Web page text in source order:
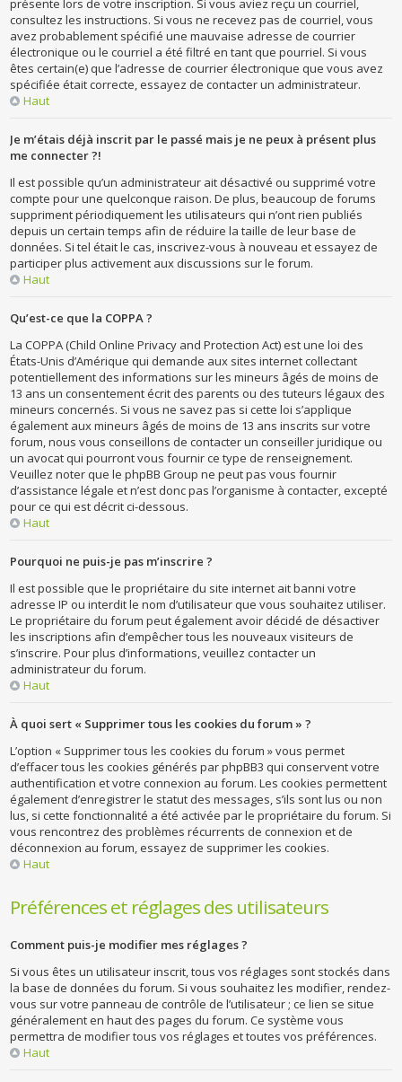
présente lors de votre inscription. Si vous aviez reçu un courriel,
consultez les instructions. Si vous ne recevez pas de courriel, vous
avez probablement spécifié une mauvaise adresse de courrier
électronique ou le courriel a été filtré en tant que pourriel. Si vous
êtes certain(e) que l’adresse de courrier électronique que vous avez
spécifiée était correcte, essayez de contacter un administrateur.
Haut
Je m’étais déjà inscrit par le passé mais je ne peux à présent plus
me connecter ?!
Il est possible qu’un administrateur ait désactivé ou supprimé votre
compte pour une quelconque raison. De plus, beaucoup de forums
suppriment périodiquement les utilisateurs qui n’ont rien publiés
depuis un certain temps afin de réduire la taille de leur base de
données. Si tel était le cas, inscrivez-vous à nouveau et essayez de
participer plus activement aux discussions sur le forum.
Haut
Qu’est-ce que la COPPA ?
La COPPA (Child Online Privacy and Protection Act) est une loi des
États-Unis d’Amérique qui demande aux sites internet collectant
potentiellement des informations sur les mineurs âgés de moins de
13 ans un consentement écrit des parents ou des tuteurs légaux des
mineurs concernés. Si vous ne savez pas si cette loi s’applique
également aux mineurs âgés de moins de 13 ans inscrits sur votre
forum, nous vous conseillons de contacter un conseiller juridique ou
un avocat qui pourront vous fournir ce type de renseignement.
Veuillez noter que le phpBB Group ne peut pas vous fournir
d’assistance légale et n’est donc pas l’organisme à contacter, excepté
pour ce qui est décrit ci-dessous.
Haut
Pourquoi ne puis-je pas m’inscrire ?
Il est possible que le propriétaire du site internet ait banni votre
adresse IP ou interdit le nom d’utilisateur que vous souhaitez utiliser.
Le propriétaire du forum peut également avoir décidé de désactiver
les inscriptions afin d’empêcher tous les nouveaux visiteurs de
s’inscrire. Pour plus d’informations, veuillez contacter un
administrateur du forum.
Haut
À quoi sert « Supprimer tous les cookies du forum » ?
L’option « Supprimer tous les cookies du forum » vous permet
d’effacer tous les cookies générés par phpBB3 qui conservent votre
authentification et votre connexion au forum. Les cookies permettent
également d’enregistrer le statut des messages, s’ils sont lus ou non
lus, si cette fonctionnalité a été activée par le propriétaire du forum. Si
vous rencontrez des problèmes récurrents de connexion et de
déconnexion au forum, essayez de supprimer les cookies.
Haut
Préférences et réglages des utilisateurs
Comment puis-je modifier mes réglages ?
Si vous êtes un utilisateur inscrit, tous vos réglages sont stockés dans
la base de données du forum. Si vous souhaitez les modifier, rendez-
vous sur votre panneau de contrôle de l’utilisateur ; ce lien se situe
généralement en haut des pages du forum. Ce système vous
permettra de modifier tous vos réglages et toutes vos préférences.
Haut